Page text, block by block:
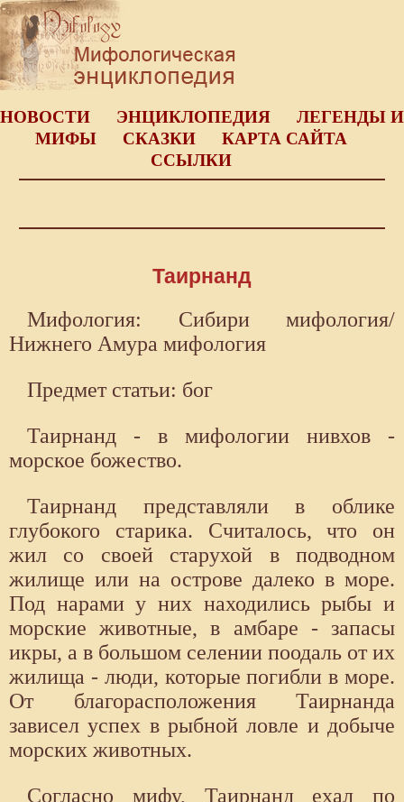
НОВОСТИ ЭНЦИКЛОПЕДИЯ
ЛЕГЕНДЫ И
МИФЫ
СКАЗКИ
КАРТА САЙТА
ССЫЛКИ
Таирнанд
Мифология: Сибири мифология/
Нижнего Амура мифология
Предмет статьи: бог
Таирнанд - в мифологии нивхов -
морское божество.
Таирнанд представляли в облике
глубокого старика. Считалось, что он
жил со своей старухой в подводном
жилище или на острове далеко в море.
Под нарами у них находились рыбы и
морские животные, в амбаре - запасы
икры, а в большом селении поодаль от их
жилища - люди, которые погибли в море.
От благорасположения Таирнанда
зависел успех в рыбной ловле и добыче
морских животных.
Согласно мифу, Таирнанд ехал по